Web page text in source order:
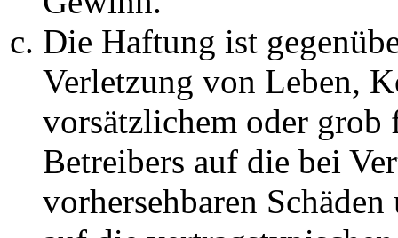
Die Haftung ist
Verletzung von Leben,
vorsätzlichem oder grob
Betreibers auf die bei
vorhersehbaren